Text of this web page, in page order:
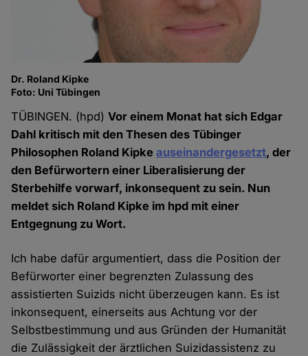
Dr. Roland Kipke
Foto: Uni Tübingen
TÜBINGEN. (hpd)Vor einem Monat hat sich Edgar
Dahl kritisch mit den Thesen des Tübinger
Philosophen Roland Kipkeauseinandergesetzt, der
den Befürwortern einer Liberalisierung der
Sterbehilfe vorwarf, inkonsequent zu sein. Nun
meldet sich Roland Kipke im hpd mit einer
Entgegnung zu Wort.
Ich habe dafür argumentiert, dass die Position der
Befürworter einer begrenzten Zulassung des
assistierten Suizids nicht überzeugen kann. Es ist
inkonsequent, einerseits aus Achtung vor der
Selbstbestimmung und aus Gründen der Humanität
die Zulässigkeit der ärztlichen Suizidassistenz zu